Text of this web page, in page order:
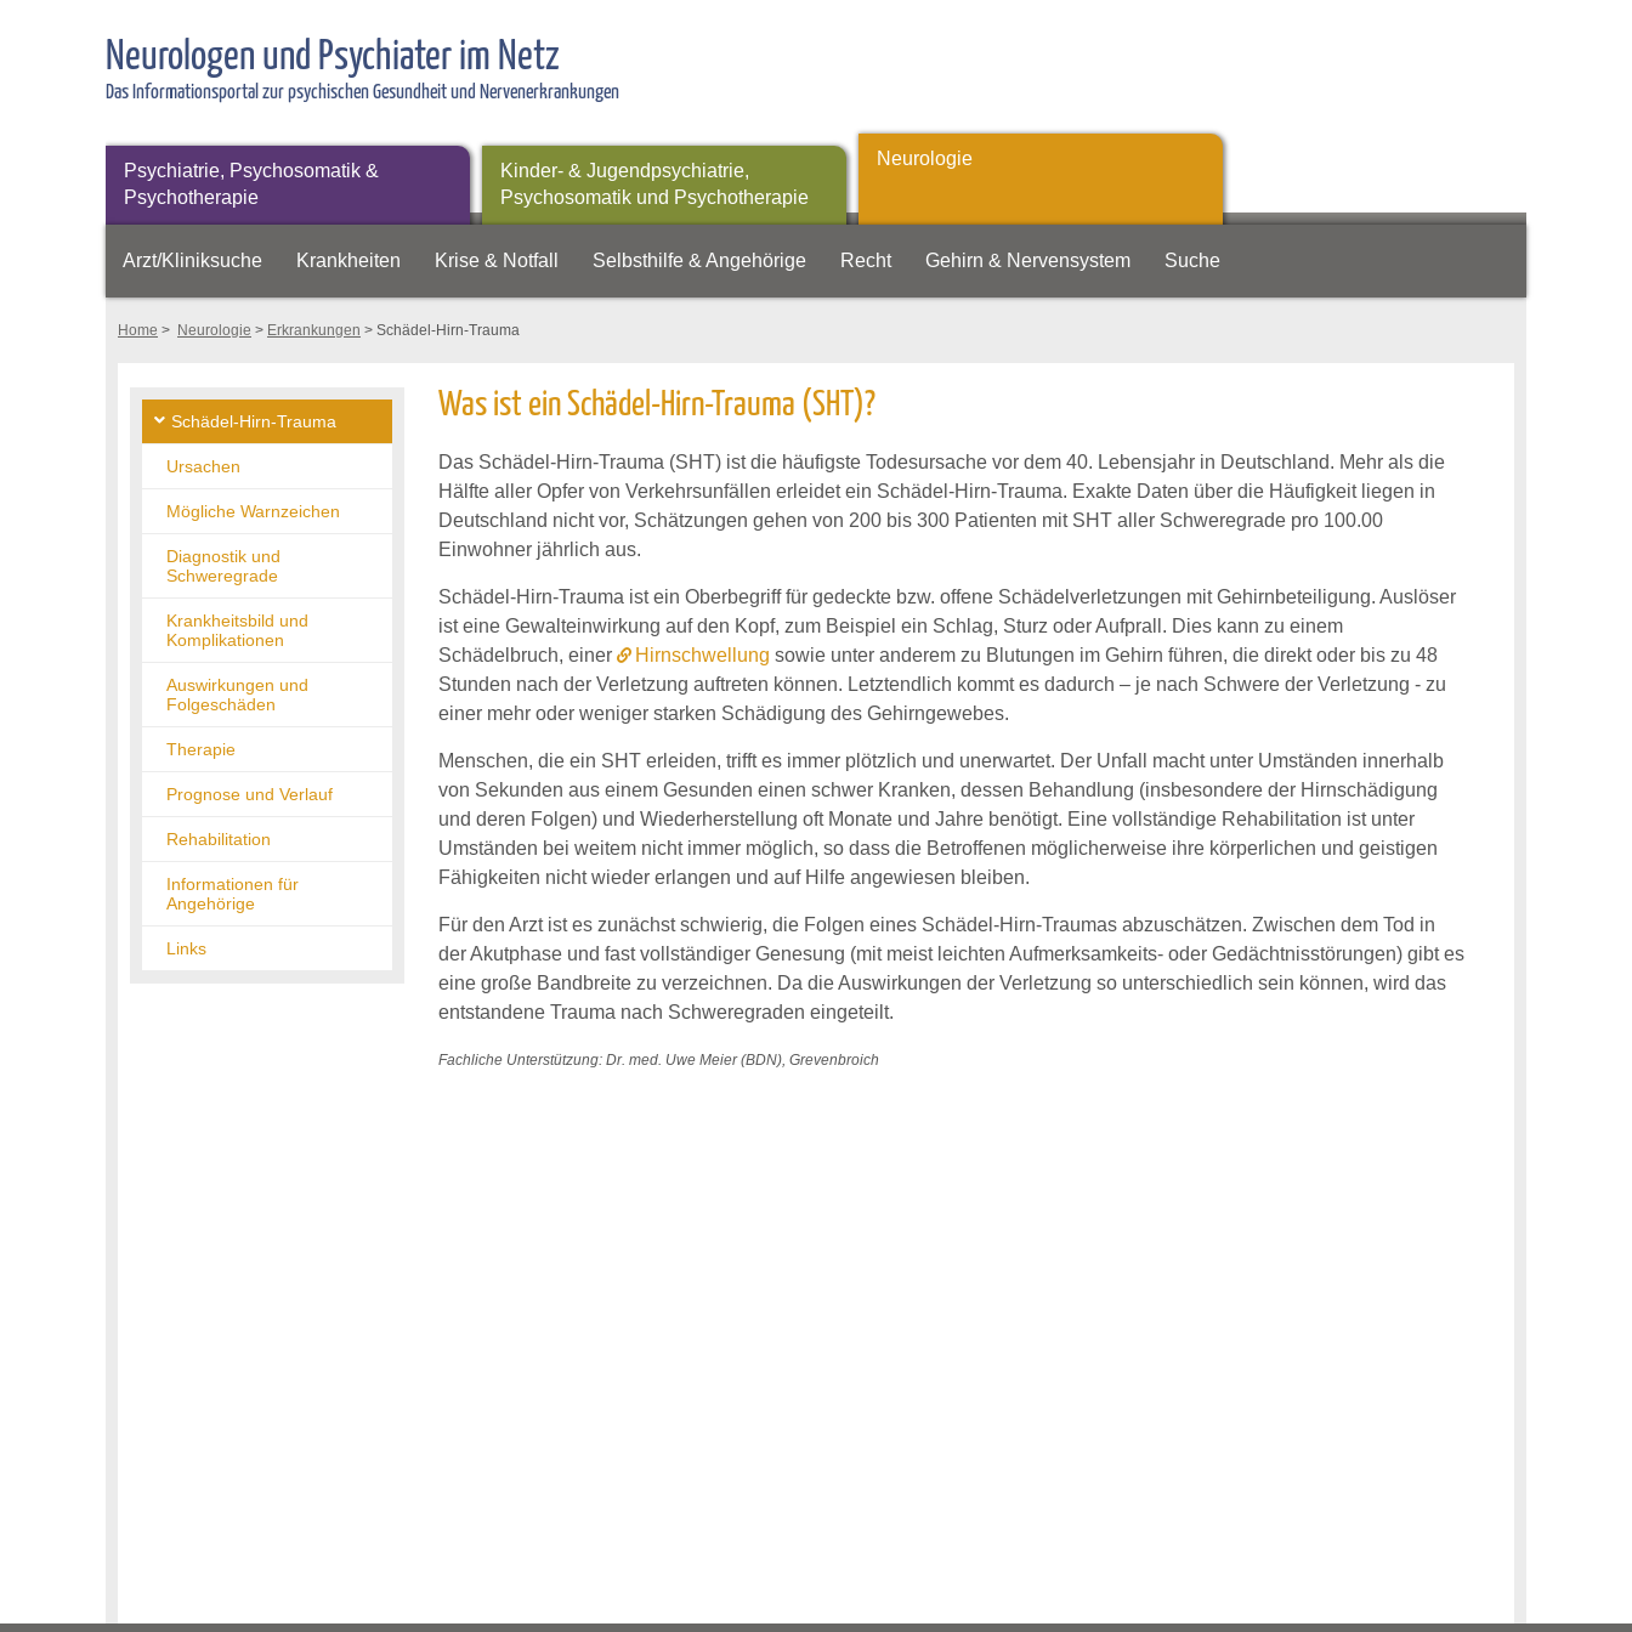
Neurologen und Psychiater im Netz
Das Informationsportal zur psychischen Gesundheit und Nervenerkrankungen
Psychiatrie, Psychosomatik &
Psychotherapie
Kinder- & Jugendpsychiatrie,
Psychosomatik und Psychotherapie
Neurologie
Arzt/Kliniksuche Krankheiten Krise & Notfall Selbsthilfe & Angehörige Recht Gehirn & Nervensystem Suche
Home > Neurologie > Erkrankungen > Schädel-Hirn-Trauma
Schädel-Hirn-Trauma
Ursachen
Mögliche Warnzeichen
Diagnostik und
Schweregrade
Krankheitsbild und
Komplikationen
Auswirkungen und
Folgeschäden
Therapie
Prognose und Verlauf
Rehabilitation
Informationen für
Angehörige
Links
Was ist ein Schädel-Hirn-Trauma (SHT)?
Das Schädel-Hirn-Trauma (SHT) ist die häufigste Todesursache vor dem 40. Lebensjahr in Deutschland. Mehr als die
Hälfte aller Opfer von Verkehrsunfällen erleidet ein Schädel-Hirn-Trauma. Exakte Daten über die Häufigkeit liegen in
Deutschland nicht vor, Schätzungen gehen von 200 bis 300 Patienten mit SHT aller Schweregrade pro 100.00
Einwohner jährlich aus.
Schädel-Hirn-Trauma ist ein Oberbegriff für gedeckte bzw. offene Schädelverletzungen mit Gehirnbeteiligung. Auslöser
ist eine Gewalteinwirkung auf den Kopf, zum Beispiel ein Schlag, Sturz oder Aufprall. Dies kann zu einem
Schädelbruch, einer
Hirnschwellung sowie unter anderem zu Blutungen im Gehirn führen, die direkt oder bis zu 48
Stunden nach der Verletzung auftreten können. Letztendlich kommt es dadurch – je nach Schwere der Verletzung - zu
einer mehr oder weniger starken Schädigung des Gehirngewebes.
Menschen, die ein SHT erleiden, trifft es immer plötzlich und unerwartet. Der Unfall macht unter Umständen innerhalb
von Sekunden aus einem Gesunden einen schwer Kranken, dessen Behandlung (insbesondere der Hirnschädigung
und deren Folgen) und Wiederherstellung oft Monate und Jahre benötigt. Eine vollständige Rehabilitation ist unter
Umständen bei weitem nicht immer möglich, so dass die Betroffenen möglicherweise ihre körperlichen und geistigen
Fähigkeiten nicht wieder erlangen und auf Hilfe angewiesen bleiben.
Für den Arzt ist es zunächst schwierig, die Folgen eines Schädel-Hirn-Traumas abzuschätzen. Zwischen dem Tod in
der Akutphase und fast vollständiger Genesung (mit meist leichten Aufmerksamkeits- oder Gedächtnisstörungen) gibt es
eine große Bandbreite zu verzeichnen. Da die Auswirkungen der Verletzung so unterschiedlich sein können, wird das
entstandene Trauma nach Schweregraden eingeteilt.
Fachliche Unterstützung: Dr. med. Uwe Meier (BDN), Grevenbroich